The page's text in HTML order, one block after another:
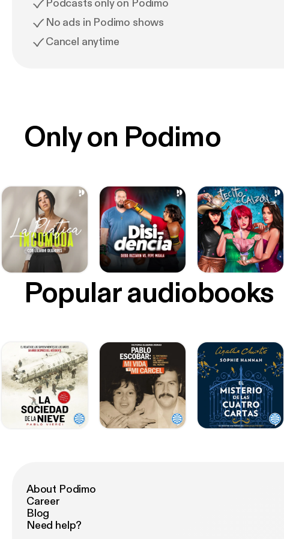
Podcasts only on Podimo
No ads in Podimo shows
Cancel anytime
Only on Podimo
Popular audiobooks
About Podimo
Career
Blog
Need help?